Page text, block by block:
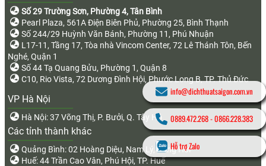
Số 29 Trường Sơn, Phường 4, Tân Bình
Pearl Plaza, 561A Điện Biên Phủ, Phường 25, Bình Thạnh
Số 244/29 Huỳnh Văn Bánh, Phường 11, Phú Nhuận
L17-11, Tầng 17, Tòa nhà Vincom Center, 72 Lê Thánh Tôn, Bến
Nghé, Quận 1
Số 44 Tạ Quang Bửu, Phường 1, Quận 8
C10, Rio Vista, 72 Dương Đình Hội, Phước Long B, TP. Thủ Đức
VP Hà Nội
Hà Nội: 37 Võng Thị, P. Bưởi, Q. Tây Hồ
Các tỉnh thành khác
Quảng Bình: 02 Hoàng Diệu, Nam Lý, Đồng Hới
Huế: 44 Trần Cao Vân, Phú Hội, TP. Huế
info@dichthuatsaigon.com.vn
0889.472.268-0866.228.383
Hỗ trợ Zalo